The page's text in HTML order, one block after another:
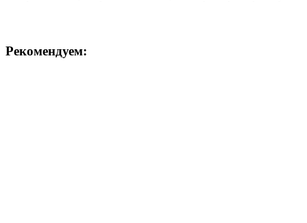
Рекомендуем: